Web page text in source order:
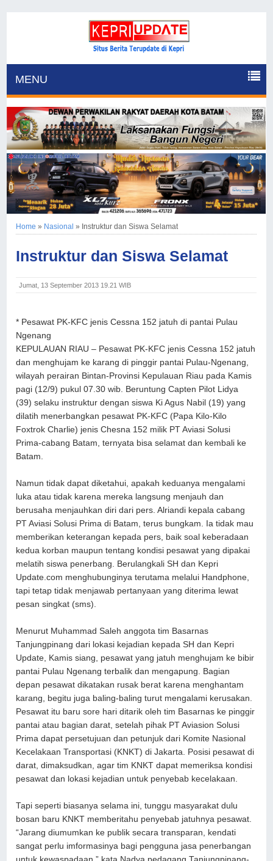
MENU
Home » Nasional » Instruktur dan Siswa Selamat
Instruktur dan Siswa Selamat
Jumat, 13 September 2013 19.21 WIB
* Pesawat PK-KFC jenis Cessna 152 jatuh di pantai Pulau
Ngenang
KEPULAUAN RIAU – Pesawat PK-KFC jenis Cessna 152 jatuh
dan menghujam ke karang di pinggir pantai Pulau-Ngenang,
wilayah perairan Bintan-Provinsi Kepulauan Riau pada Kamis
pagi (12/9) pukul 07.30 wib. Beruntung Capten Pilot Lidya
(39) selaku instruktur dengan siswa Ki Agus Nabil (19) yang
dilatih menerbangkan pesawat PK-KFC (Papa Kilo-Kilo
Foxtrok Charlie) jenis Chesna 152 milik PT Aviasi Solusi
Prima-cabang Batam, ternyata bisa selamat dan kembali ke
Batam.
Namun tidak dapat diketahui, apakah keduanya mengalami
luka atau tidak karena mereka langsung menjauh dan
berusaha menjauhkan diri dari pers. Alriandi kepala cabang
PT Aviasi Solusi Prima di Batam, terus bungkam. Ia tidak mau
memberikan keterangan kepada pers, baik soal keberadaan
kedua korban maupun tentang kondisi pesawat yang dipakai
melatih siswa penerbang. Berulangkali SH dan Kepri
Update.com menghubunginya terutama melalui Handphone,
tapi tetap tidak menjawab pertanyaan yang diterima lewat
pesan singkat (sms).
Menurut Muhammad Saleh anggota tim Basarnas
Tanjungpinang dari lokasi kejadian kepada SH dan Kepri
Update, Kamis siang, pesawat yang jatuh menghujam ke bibir
pantai Pulau Ngenang terbalik dan mengapung. Bagian
depan pesawat dikatakan rusak berat karena menghantam
karang, begitu juga baling-baling turut mengalami kerusakan.
Pesawat itu baru sore hari ditarik oleh tim Basarnas ke pinggir
pantai atau bagian darat, setelah pihak PT Aviasion Solusi
Prima dapat persetujuan dan petunjuk dari Komite Nasional
Kecelakaan Transportasi (KNKT) di Jakarta. Posisi pesawat di
darat, dimaksudkan, agar tim KNKT dapat memeriksa kondisi
pesawat dan lokasi kejadian untuk penyebab kecelakaan.
Tapi seperti biasanya selama ini, tunggu masyarakat dulu
bosan baru KNKT memberitahu penyebab jatuhnya pesawat.
“Jarang diumumkan ke publik secara transparan, kendati
sangat perlu imformasinya bagi pengguna jasa penerbangan